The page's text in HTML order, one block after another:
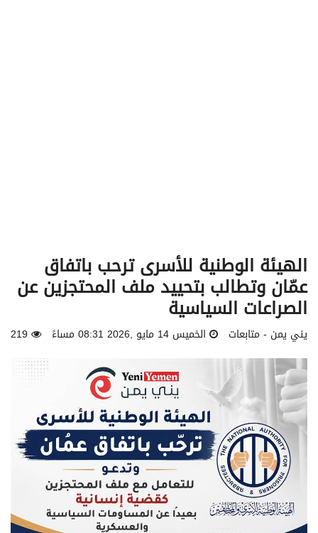
الهيئة الوطنية للأسرى ترحب باتفاق
عمّان وتطالب بتحييد ملف المحتجزين عن
الصراعات السياسية
يني يمن - متابعات الخميس 14 مايو ,2026 08:31 مساءً 219